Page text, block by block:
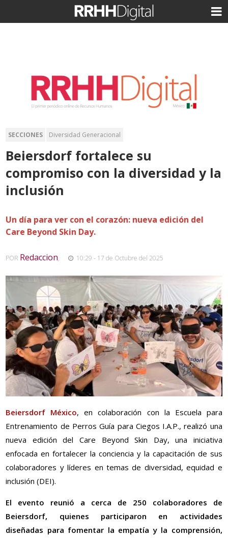
SECCIONES Diversidad Generacional
Beiersdorf fortalece su
compromiso con la diversidad y la
inclusión
Un día para ver con el corazón: nueva edición del
Care Beyond Skin Day.
POR Redaccion, 10:29 - 17 de Octubre del 2025
Beiersdorf México, en colaboración con la Escuela para
Entrenamiento de Perros Guía para Ciegos I.A.P., realizó una
nueva edición del Care Beyond Skin Day, una iniciativa
enfocada en fortalecer la conciencia y la capacitación de sus
colaboradores y líderes en temas de diversidad, equidad e
inclusión (DEI).
El evento reunió a cerca de 250 colaboradores de
Beiersdorf, quienes participaron en actividades
diseñadas para fomentar la empatía y la comprensión,